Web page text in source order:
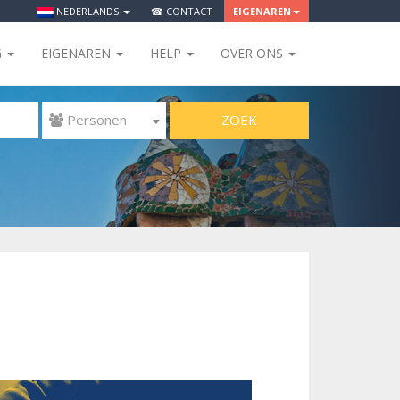
NEDERLANDS ☎ CONTACT EIGENAREN
EIGENAREN HELP OVER ONS
 Personen ZOEK